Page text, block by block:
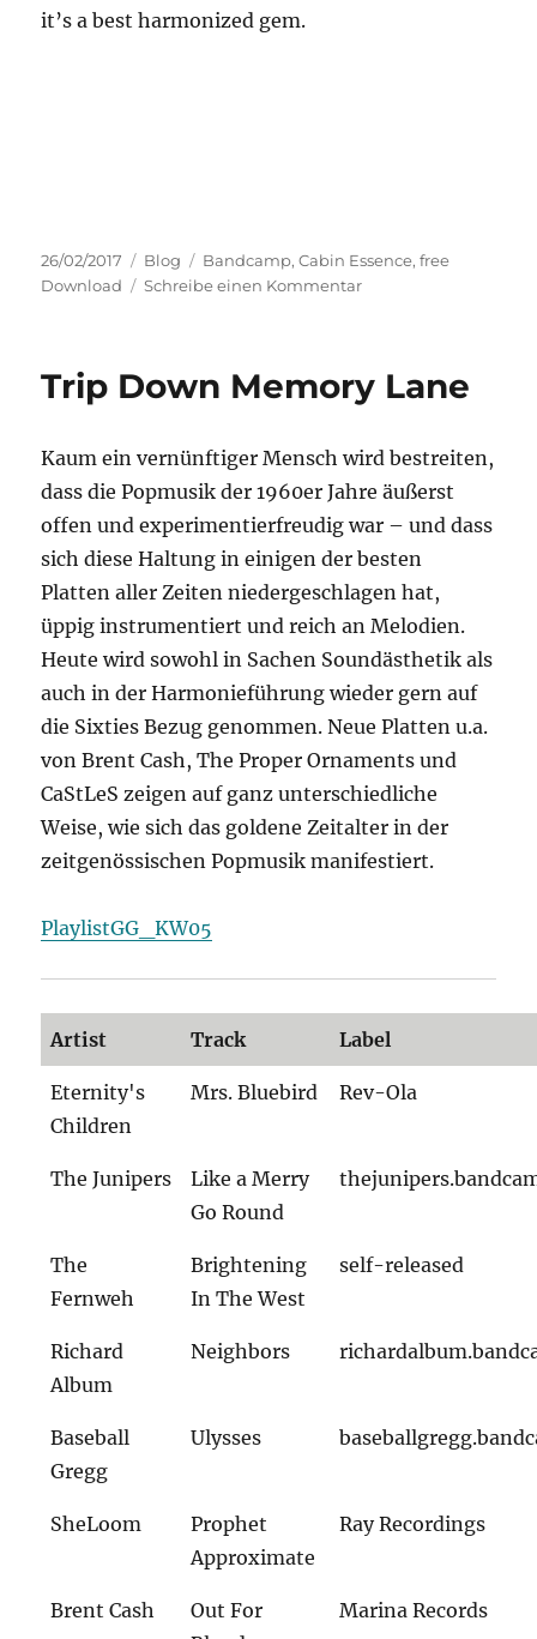
it’s a best harmonized gem.
Veröffentlicht
am
26/02/2017 Kategorien
Blog Schlagwörter
Bandcamp,Cabin Essence,free
Download
Schreibe einen Kommentarzu
Trip Down Memory Lane
Kaum ein vernünftiger Mensch wird bestreiten,
dass die Popmusik der 1960er Jahre äußerst
offen und experimentierfreudig war – und dass
sich diese Haltung in einigen der besten
Platten aller Zeiten niedergeschlagen hat,
üppig instrumentiert und reich an Melodien.
Heute wird sowohl in Sachen Soundästhetik als
auch in der Harmonieführung wieder gern auf
die Sixties Bezug genommen. Neue Platten u.a.
von Brent Cash, The Proper Ornaments und
CaStLeS zeigen auf ganz unterschiedliche
Weise, wie sich das goldene Zeitalter in der
zeitgenössischen Popmusik manifestiert.
PlaylistGG_KW05
Artist Track Label
Eternity's
Children
Mrs. Bluebird Rev-Ola
The Junipers
Like a Merry
Go Round
The
Fernweh
Brightening
In The West
self-released
Richard
Album
Neighbors
Baseball
Gregg
Ulysses
SheLoom
Prophet
Approximate
Ray Recordings
Brent Cash
Out For
Marina Records